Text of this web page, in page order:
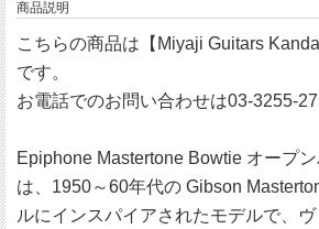
商品説明
こちらの商品は【Miyaji Guitars
です。
お電話でのお問い合わせは03-3255-
Epiphone Mastertone Bowtie オープ
は、1950～60年代の Gibson
ルにインスパイアされたモデルで、